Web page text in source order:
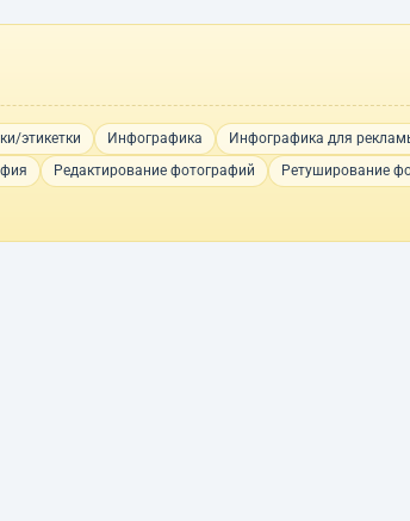
этикетки Инфографика Инфографика для
Редактирование фотографий
Ретуширование